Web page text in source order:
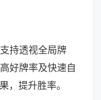
持透视全局牌
好牌率及快速自
，提升胜率。